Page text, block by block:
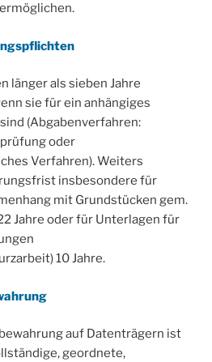
länger als sieben Jahre
sie für ein anhängiges
(Abgabenverfahren:
oder
Verfahren). Weiters
insbesondere für
mit Grundstücken gem.
Jahre oder für Unterlagen für
10 Jahre.
auf Datenträgern ist
geordnete,